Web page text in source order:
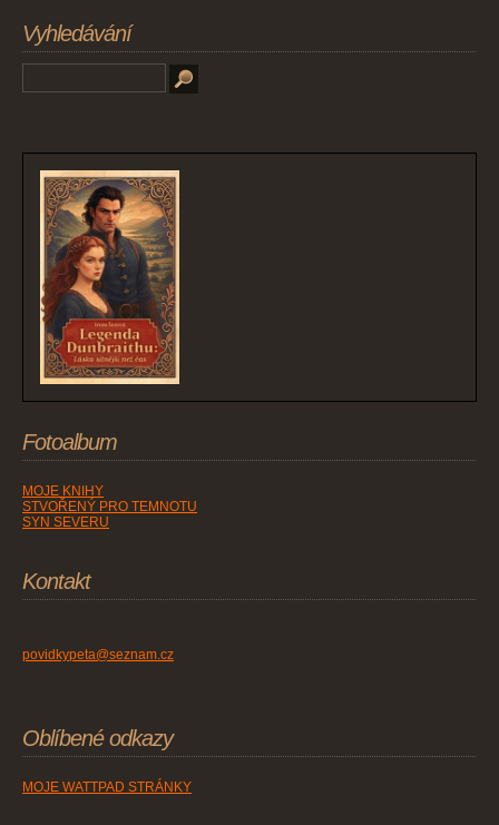
Vyhledávání
Fotoalbum
MOJE KNIHY
STVOŘENÝ PRO TEMNOTU
SYN SEVERU
Kontakt
povidkypeta@seznam.cz
Oblíbené odkazy
MOJE WATTPAD STRÁNKY